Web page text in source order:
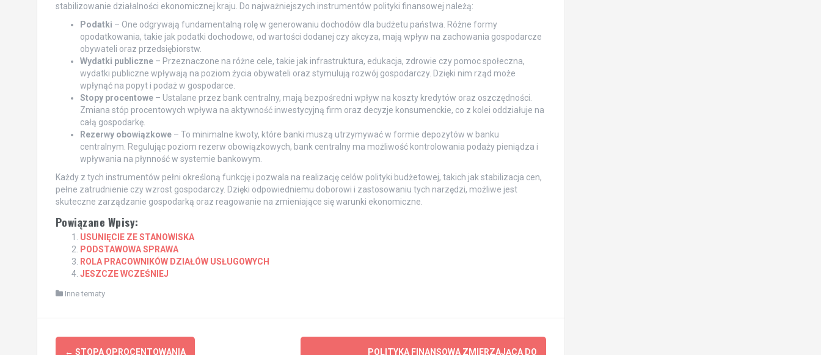
stabilizowanie działalności ekonomicznej kraju. Do najważniejszych instrumentów polityki finansowej należą:
Podatki – One odgrywają fundamentalną rolę w generowaniu dochodów dla budżetu państwa. Różne formy
opodatkowania, takie jak podatki dochodowe, od wartości dodanej czy akcyza, mają wpływ na zachowania gospodarcze
obywateli oraz przedsiębiorstw.
Wydatki publiczne– Przeznaczone na różne cele, takie jak infrastruktura, edukacja, zdrowie czy pomoc społeczna,
wydatki publiczne wpływają na poziom życia obywateli oraz stymulują rozwój gospodarczy. Dzięki nim rząd może
wpłynąć na popyt i podaż w gospodarce.
Stopy procentowe– Ustalane przez bank centralny, mają bezpośredni wpływ na koszty kredytów oraz oszczędności.
Zmiana stóp procentowych wpływa na aktywność inwestycyjną firm oraz decyzje konsumenckie, co z kolei oddziałuje na
całą gospodarkę.
Rezerwy obowiązkowe– To minimalne kwoty, które banki muszą utrzymywać w formie depozytów w banku
centralnym. Regulując poziom rezerw obowiązkowych, bank centralny ma możliwość kontrolowania podaży pieniądza i
wpływania na płynność w systemie bankowym.
Każdy z tych instrumentów pełni określoną funkcję i pozwala na realizację celów polityki budżetowej, takich jak stabilizacja cen,
pełne zatrudnienie czy wzrost gospodarczy. Dzięki odpowiedniemu doborowi i zastosowaniu tych narzędzi, możliwe jest
skuteczne zarządzanie gospodarką oraz reagowanie na zmieniające się warunki ekonomiczne.
Powiązane Wpisy:
USUNIĘCIE ZE STANOWISKA
PODSTAWOWA SPRAWA
ROLA PRACOWNIKÓW DZIAŁÓW USŁUGOWYCH
JESZCZE WCZEŚNIEJ
Inne tematy
Post
← STOPA OPROCENTOWANIA POLITYKA FINANSOWA ZMIERZAJĄCA DO